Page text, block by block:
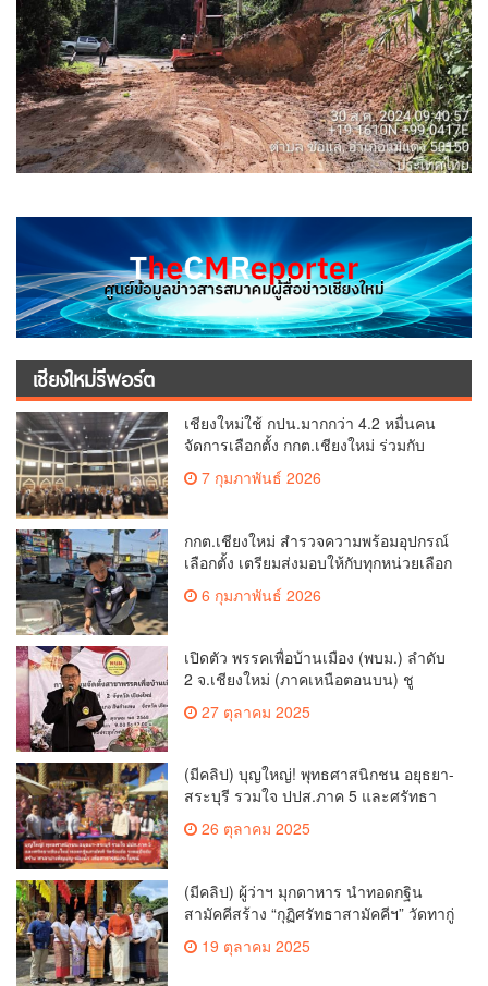
เชียงใหม่รีพอร์ต
เชียงใหม่ใช้ กปน.มากกว่า 4.2 หมื่นคน
จัดการเลือกตั้ง กกต.เชียงใหม่ ร่วมกับ
นายอำเภอหางดง ตรวจความเรียบร้อย
การมอบอุปกรณ์ บัตรเลือกตั้ง/ออกเสียง
7 กุมภาพันธ์ 2026
กกต.เชียงใหม่ สำรวจความพร้อมอุปกรณ์
เลือกตั้ง เตรียมส่งมอบให้กับทุกหน่วยเลือก
6 กุมภาพันธ์ 2026
เปิดตัว พรรคเพื่อบ้านเมือง (พบม.) ลำดับ
2 จ.เชียงใหม่ (ภาคเหนือตอนบน) ชู
นโยบาย ปลดหนี้ สร้างรายได้ ตั้งกองทุน
เกษตรกร สร้างสวัสดิการ-อาชีพที่มั่นคง
เผาทำลายยาเสพติดทิ้งทันทีหากจับได้
27 ตุลาคม 2025
(มีคลิป) บุญใหญ่! พุทธศาสนิกชน อยุธยา-
สระบุรี รวมใจ ปปส.ภาค 5 และศรัทธา
เชียงใหม่ ทอดกฐินสามัคคี วัดร้องอ้อ
26 ตุลาคม 2025
(มีคลิป) ผู้ว่าฯ มุกดาหาร นำทอดกฐิน
สามัคคีสร้าง “กุฏิศรัทธาสามัคคีฯ” วัดทากู่
19 ตุลาคม 2025